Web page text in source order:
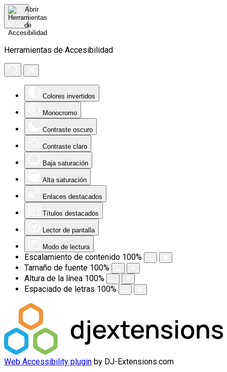
Herramientas de Accesibilidad
Colores invertidos
Monocromo
Contraste oscuro
Contraste claro
Baja saturación
Alta saturación
Enlaces destacados
Títulos destacados
Lector de pantalla
Modo de lectura
Escalamiento de contenido 100%
Tamaño de fuente 100%
Altura de la línea 100%
Espaciado de letras 100%
Web Accessibility plugin by DJ-Extensions.com